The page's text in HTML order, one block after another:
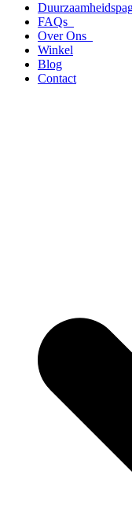
FAQs
Over Ons
Winkel
Blog
Contact